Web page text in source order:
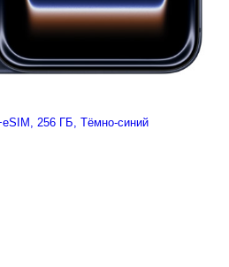
256 ГБ, Тёмно-синий